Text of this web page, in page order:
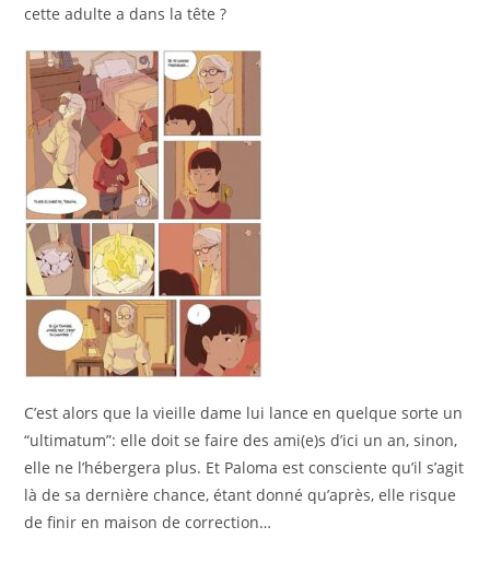
cette adulte a dans la tête ?
C’est alors que la vieille dame lui lance en quelque sorte un
“ultimatum”: elle doit se faire des ami(e)s d’ici un an, sinon,
elle ne l’hébergera plus. Et Paloma est consciente qu’il s’agit
là de sa dernière chance, étant donné qu’après, elle risque
de finir en maison de correction…